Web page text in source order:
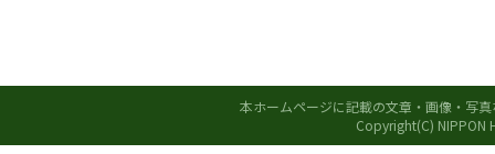
本ホームページに記載の文章・画像・写
Copyright(C) NIPPON